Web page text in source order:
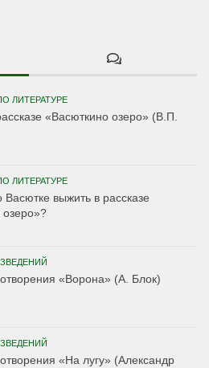
ЛИТЕРАТУРЕ
«Васюткино озеро» (В.П.
ЛИТЕРАТУРЕ
Васютке выжить в рассказе
«Ворона» (А. Блок)
«На лугу» (Александр